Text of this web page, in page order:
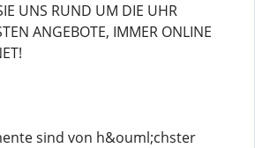
UNS RUND UM DIE UHR
ANGEBOTE, IMMER ONLINE
sind von h&ouml;chster